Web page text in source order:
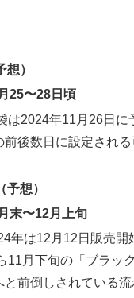
）
25〜28日頃
は2024年11月26日に
前後数日に設定され
想）
末〜12月上旬
年は12月12日販売開
11月下旬の「ブラッ
と前倒しされている流